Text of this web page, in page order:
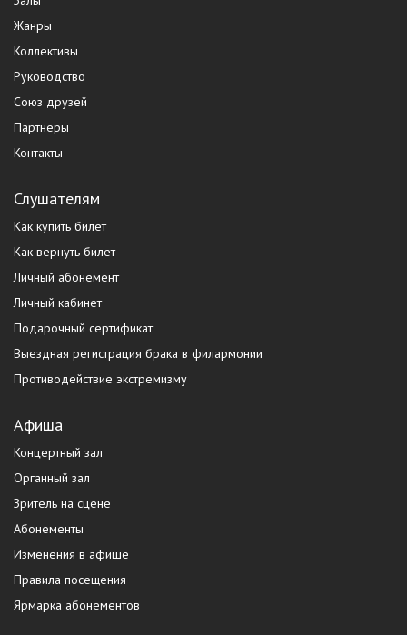
Жанры
Коллективы
Руководство
Союз друзей
Партнеры
Контакты
Слушателям
Как купить билет
Как вернуть билет
Личный абонемент
Личный кабинет
Подарочный сертификат
Выездная регистрация брака в филармонии
Противодействие экстремизму
Афиша
Концертный зал
Органный зал
Зритель на сцене
Абонементы
Изменения в афише
Правила посещения
Ярмарка абонементов